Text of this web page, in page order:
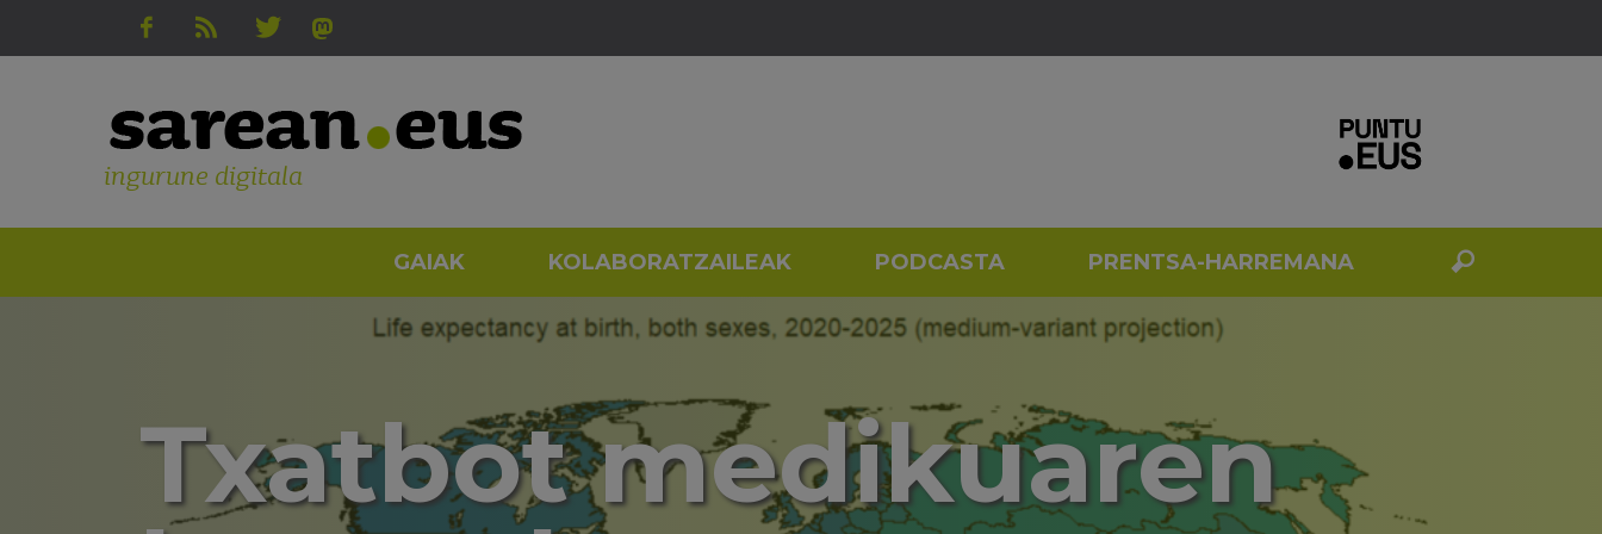
ingurune digitala
GAIAK KOLABORATZAILEAK PODCASTA PRENTSA-HARREMANA
Txatbot medikuaren